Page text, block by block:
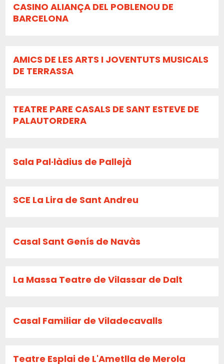
CASINO ALIANÇA DEL POBLENOU DE
BARCELONA
AMICS DE LES ARTS I JOVENTUTS MUSICALS
DE TERRASSA
TEATRE PARE CASALS DE SANT ESTEVE DE
PALAUTORDERA
Sala Pal·làdius de Pallejà
SCE La Lira de Sant Andreu
Casal Sant Genís de Navàs
La Massa Teatre de Vilassar de Dalt
Casal Familiar de Viladecavalls
Teatre Esplai de L'Ametlla de Merola